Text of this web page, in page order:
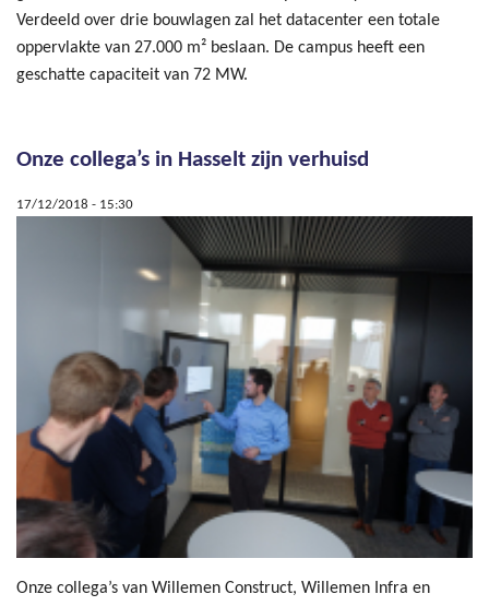
Verdeeld over drie bouwlagen zal het datacenter een totale
oppervlakte van 27.000 m² beslaan. De campus heeft een
geschatte capaciteit van 72 MW.
Onze collega’s in Hasselt zijn verhuisd
17/12/2018 - 15:30
Onze collega’s van Willemen Construct, Willemen Infra en